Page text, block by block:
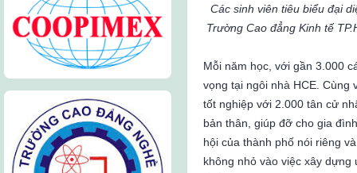
Các sinh viên tiêu biểu đại
Trường Cao đẳng Kinh tế
Mỗi năm học, với gần 3.000
vọng tại ngôi nhà HCE.
tốt nghiệp với 2.000 tân cử
bản thân, giúp đỡ cho gia
hội của thành phố nói riêng
không nhỏ vào việc xây